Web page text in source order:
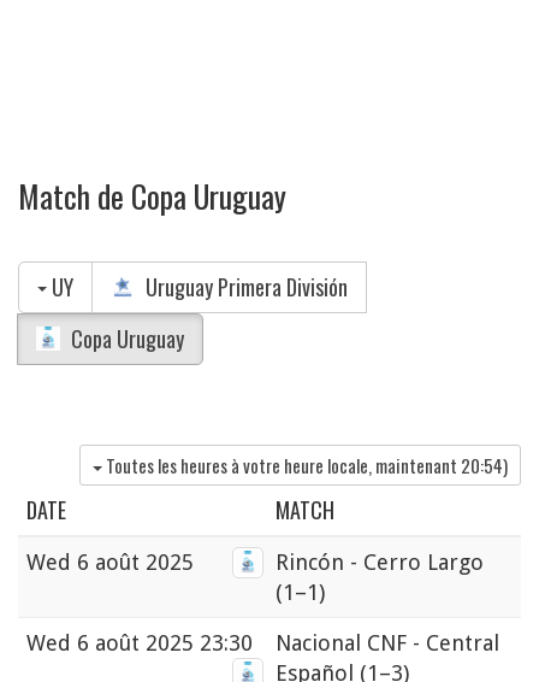
Match de Copa Uruguay
UY
Uruguay Primera División
Copa Uruguay
Toutes les heures à votre heure locale, maintenant 20:54)
DATE MATCH
Wed 6 août 2025
Rincón - Cerro Largo
(1–1)
Wed 6 août 2025 23:30
Nacional CNF - Central
Español (1–3)